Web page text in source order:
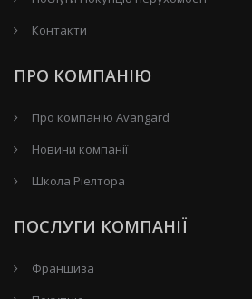
Контакти
ПРО КОМПАНІЮ
Про компанію Avangard
Новини компанії
Школа Ріелтора
ПОСЛУГИ КОМПАНІЇ
Франшиза